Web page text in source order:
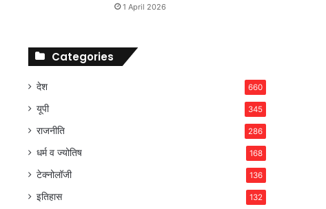
1 April 2026
Categories
देश 660
यूपी 345
राजनीति 286
धर्म व ज्योतिष 168
टेक्नोलॉजी 136
इतिहास 132